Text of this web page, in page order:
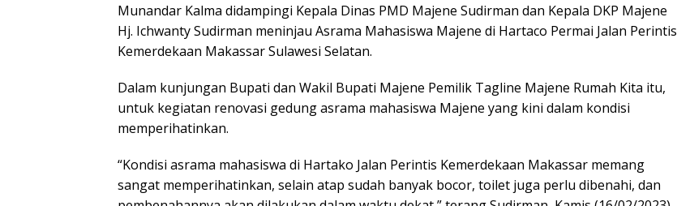
Munandar Kalma didampingi Kepala Dinas PMD Majene Sudirman dan Kepala DKP Majene
Hj. Ichwanty Sudirman meninjau Asrama Mahasiswa Majene di Hartaco Permai Jalan Perintis
Kemerdekaan Makassar Sulawesi Selatan.
Dalam kunjungan Bupati dan Wakil Bupati Majene Pemilik Tagline Majene Rumah Kita itu,
untuk kegiatan renovasi gedung asrama mahasiswa Majene yang kini dalam kondisi
memperihatinkan.
“Kondisi asrama mahasiswa di Hartako Jalan Perintis Kemerdekaan Makassar memang
sangat memperihatinkan, selain atap sudah banyak bocor, toilet juga perlu dibenahi, dan